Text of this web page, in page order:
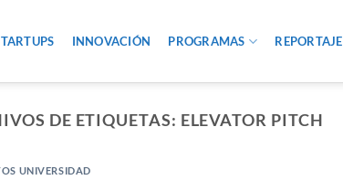
INNOVACIÓN PROGRAMAS
DE ETIQUETAS: ELEVATOR PITCH
UNIVERSIDAD